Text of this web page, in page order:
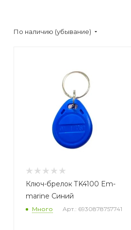
По наличию (убывание)
Ключ-брелок TK4100 Em-
marine Синий
Много Арт.: 6930878757741